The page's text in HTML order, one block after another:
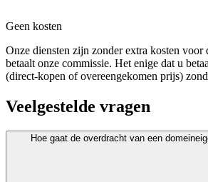
Geen kosten
Onze diensten zijn zonder extra kosten voor
betaalt onze commissie. Het enige dat u
(direct-kopen of overeengekomen prijs)
Veelgestelde vragen
Hoe gaat de overdracht van een